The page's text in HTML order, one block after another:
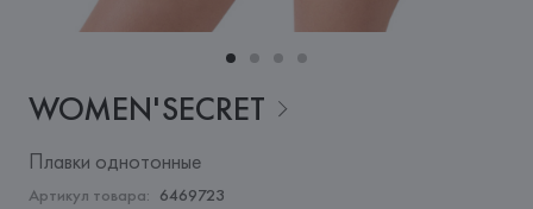
WOMEN'SECRET
Плавки однотонные
Артикул товара: 6469723